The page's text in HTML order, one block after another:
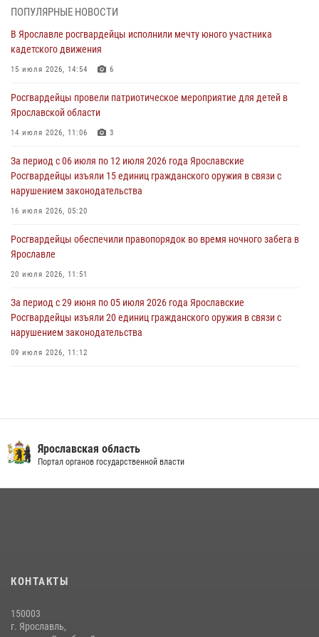
03 августа 2026, 07:24
Ярославские росгвардейцы за прошедшую неделю совершили
более 300 выездов по сигналам «тревога»
03 августа 2026, 07:09
Росгвардейцы оказали помощь беременной женщине во время
празднования Дня ВДВ в Ярославле
03 августа 2026, 06:20
За период с 20 июля по 26 июля 2026 года Ярославские
Росгвардейцы изъяли 41 единицу гражданского оружия в связи с
нарушением законодательства
30 июля 2026, 11:51
В региональном управлении Росгвардии состоялся молебен,
приуроченный к празднику Крещения Руси
28 июля 2026, 14:56
ПОПУЛЯРНЫЕ НОВОСТИ
В Ярославле росгвардейцы исполнили мечту юного участника
кадетского движения
15 июля 2026, 14:54 6
Росгвардейцы провели патриотическое мероприятие для детей в
Ярославской области
14 июля 2026, 11:06 3
За период с 06 июля по 12 июля 2026 года Ярославские
Росгвардейцы изъяли 15 единиц гражданского оружия в связи с
нарушением законодательства
16 июля 2026, 05:20
Росгвардейцы обеспечили правопорядок во время ночного забега в
Ярославле
20 июля 2026, 11:51
За период с 29 июня по 05 июля 2026 года Ярославские
Росгвардейцы изъяли 20 единиц гражданского оружия в связи с
нарушением законодательства
09 июля 2026, 11:12
Центральный округ Росгвардии отмечает 105-летие
15 июля 2026, 11:06
РОСГВАРДЕЙЦЫ ОБЕСПЕЧИЛИ БЕЗОПАСНОСТЬ ВО ВРЕМЯ
ПРОВЕДЕНИЯ РЯДА МЕРОПРИЯТИЙ В ЯРОСЛАВСКОЙ ОБЛАСТИ
Ярославская область
Портал органов государственной власти
КОНТАКТЫ
150003
г. Ярославль,